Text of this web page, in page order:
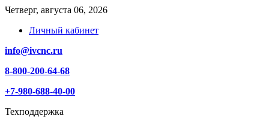
Четверг, августа 06, 2026
Личный кабинет
info@ivcnc.ru
8-800-200-64-68
+7-980-688-40-00
Техподдержка